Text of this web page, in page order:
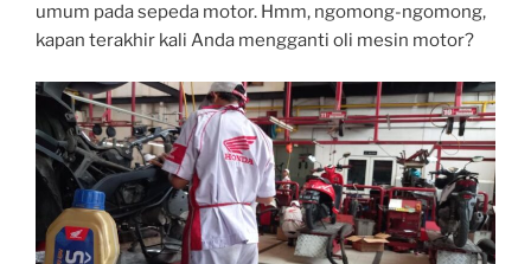
umum pada sepeda motor. Hmm, ngomong-ngomong,
kapan terakhir kali Anda mengganti oli mesin motor?